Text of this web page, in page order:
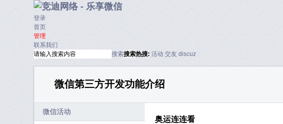
登录
首页
管理
联系我们
搜索搜索热搜: 活动 交友 discuz
微信第三方开发功能介绍
微信活动
奥运连连看